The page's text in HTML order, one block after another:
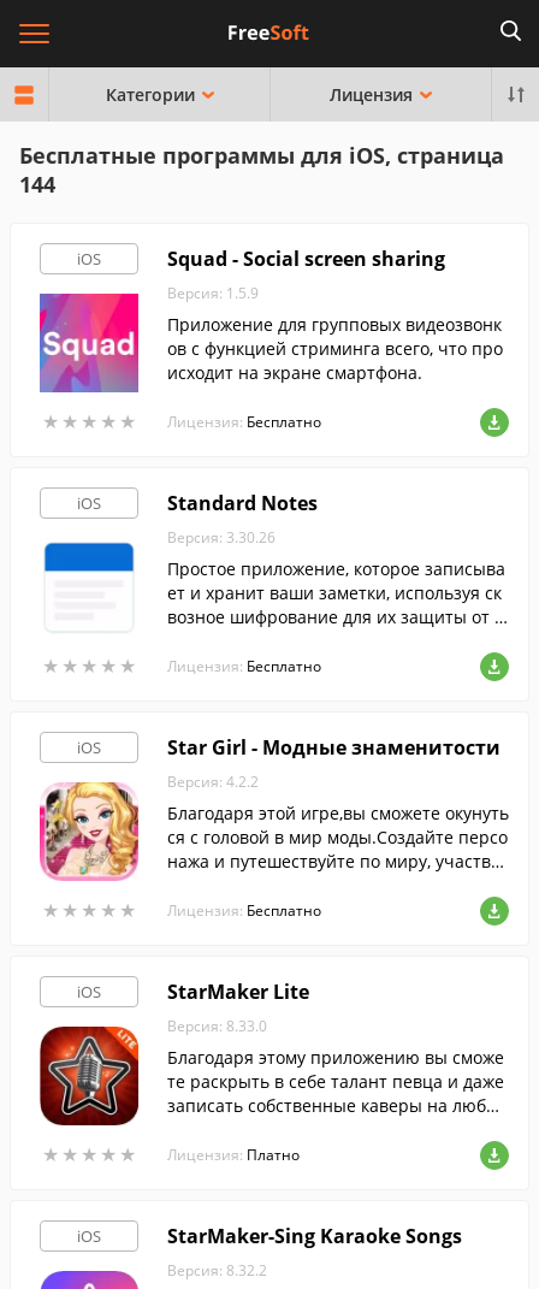
Категории Лицензия
Бесплатные программы для iOS, страница
144
iOS
★ ★ ★ ★ ★
★ ★ ★ ★ ★
Squad - Social screen sharing
Версия: 1.5.9
Приложение для групповых видеозвонк
ов с функцией стриминга всего, что про
исходит на экране смартфона.
Лицензия: Бесплатно
iOS
★ ★ ★ ★ ★
★ ★ ★ ★ ★
Standard Notes
Версия: 3.30.26
Простое приложение, которое записыва
ет и хранит ваши заметки, используя ск
возное шифрование для их защиты от п
Лицензия: Бесплатно
iOS
★ ★ ★ ★ ★
★ ★ ★ ★ ★
Star Girl - Модные знаменитости
Версия: 4.2.2
Благодаря этой игре,вы сможете окунуть
ся с головой в мир моды.Создайте персо
нажа и путешествуйте по миру, участву
нную карьеру.
Лицензия: Бесплатно
iOS
★ ★ ★ ★ ★
★ ★ ★ ★ ★
StarMaker Lite
Версия: 8.33.0
Благодаря этому приложению вы сможе
те раскрыть в себе талант певца и даже
записать собственные каверы на любим
Лицензия: Платно
iOS StarMaker-Sing Karaoke Songs
Версия: 8.32.2